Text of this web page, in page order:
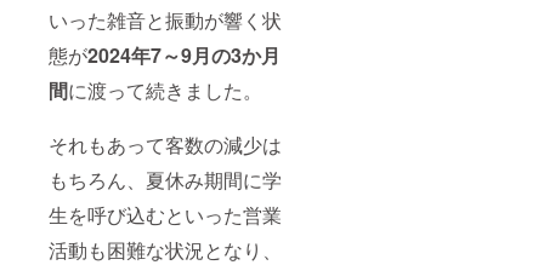
いった雑音と振動が響く状
態が2024年7～9月の3か月
間に渡って続きました。
それもあって客数の減少は
もちろん、夏休み期間に学
生を呼び込むといった営業
活動も困難な状況となり、